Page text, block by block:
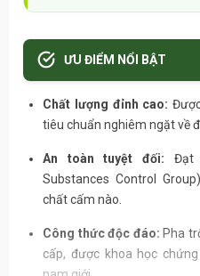
ƯU ĐIỂM NỔI BẬT
Chất lượng đỉnh cao:
tiêu chuẩn nghiêm ngặt về
An toàn tuyệt đối: Đạt
Substances Control
chất cấm nào.
Công thức độc đáo: Pha
cấp, được khoa học